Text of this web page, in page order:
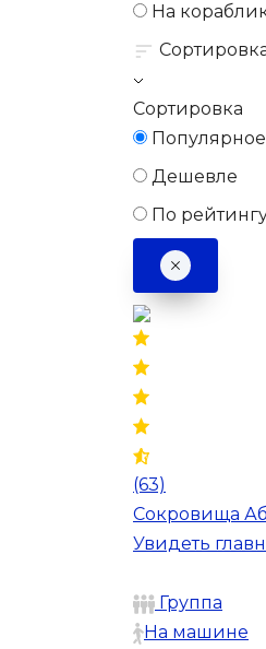
На
Сортировка
Популярное
Дешевле
По
(63)
Сокровища
Увидеть
Группа
На машине